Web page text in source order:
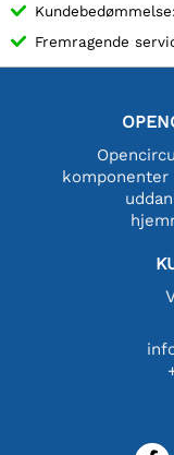
Kundebedømmelse:
Fremragende